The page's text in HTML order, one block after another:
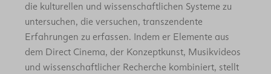
die kulturellen und wissenschaftlichen Systeme zu
untersuchen, die versuchen, transzendente
Erfahrungen zu erfassen. Indem er Elemente aus
dem Direct Cinema, der Konzeptkunst, Musikvideos
und wissenschaftlicher Recherche kombiniert, stellt